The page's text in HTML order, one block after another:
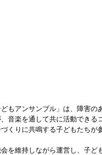
どもアンサンブル」は、障害
、音楽を通して共に活動でき
くりに共鳴する子どもたちが
を維持しながら運営し、子ど